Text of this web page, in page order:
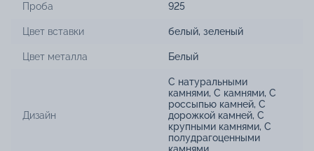
Проба 925
Цвет вставки белый, зеленый
Цвет металла Белый
Дизайн
С натуральными
камнями, С камнями, С
россыпью камней, С
дорожкой камней, С
крупными камнями, С
полудрагоценными